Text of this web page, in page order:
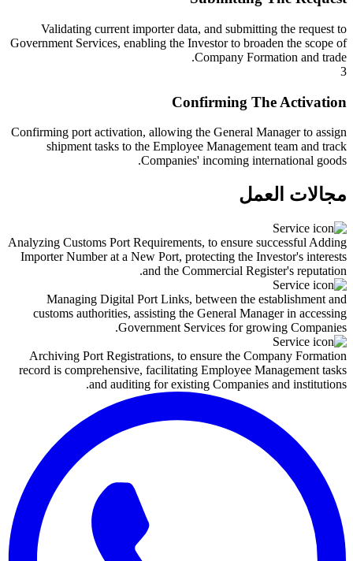
Validating current importer data, and submitting the request to
Government Services, enabling the Investor to broaden the scope of
Company Formation and trade.
3
Confirming The Activation
Confirming port activation, allowing the General Manager to assign
shipment tasks to the Employee Management team and track
Companies' incoming international goods.
مجالات العمل
Analyzing Customs Port Requirements, to ensure successful Adding
Importer Number at a New Port, protecting the Investor's interests
and the Commercial Register's reputation.
Managing Digital Port Links, between the establishment and
customs authorities, assisting the General Manager in accessing
Government Services for growing Companies.
Archiving Port Registrations, to ensure the Company Formation
record is comprehensive, facilitating Employee Management tasks
and auditing for existing Companies and institutions.